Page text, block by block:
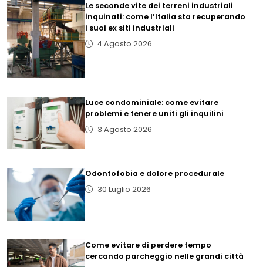
Le seconde vite dei terreni industriali
inquinati: come l’Italia sta recuperando
i suoi ex siti industriali
4 Agosto 2026
Luce condominiale: come evitare
problemi e tenere uniti gli inquilini
3 Agosto 2026
Odontofobia e dolore procedurale
30 Luglio 2026
Come evitare di perdere tempo
cercando parcheggio nelle grandi città